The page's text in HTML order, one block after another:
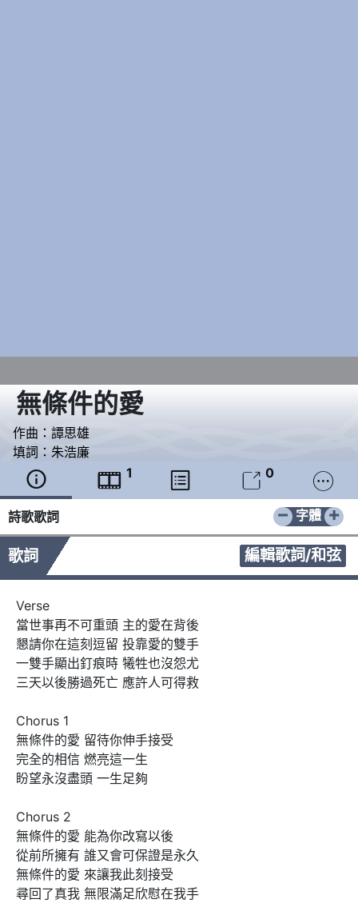
無條件的愛
作曲： 譚思雄
填詞： 朱浩廉
  1   0 
詩歌歌詞 − +
字體
歌詞 編輯歌詞/和弦
Verse
當世事再不可重頭 主的愛在背後
懇請你在這刻逗留 投靠愛的雙手
一雙手顯出釘痕時 犧牲也沒怨尤
三天以後勝過死亡 應許人可得救
Chorus 1
無條件的愛 留待你伸手接受
完全的相信 燃亮這一生
盼望永沒盡頭 一生足夠
Chorus 2
無條件的愛 能為你改寫以後
從前所擁有 誰又會可保證是永久
無條件的愛 來讓我此刻接受
尋回了真我 無限滿足欣慰在我手